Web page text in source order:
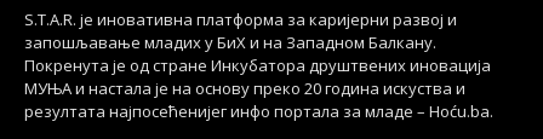
S.T.A.R. је иновативна платформа за каријерни развој и
запошљавање младих у БиХ и на Западном Балкану.
Покренута је од стране Инкубатора друштвених иновација
МУЊА и настала је на основу преко 20 година искуства и
резултата најпосећенијег инфо портала за младе – Hoću.ba.